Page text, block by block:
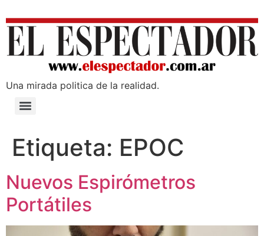
Una mirada poli­tica de la realidad.
Etiqueta: EPOC
Nuevos Espirómetros
Portátiles